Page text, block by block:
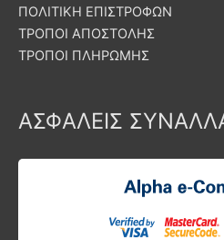
ΠΟΛΙΤΙΚΗ ΕΠΙΣΤΡΟΦΩΝ
ΤΡΟΠΟΙ ΑΠΟΣΤΟΛΗΣ
ΤΡΟΠΟΙ ΠΛΗΡΩΜΗΣ
ΑΣΦΑΛΕΙΣ